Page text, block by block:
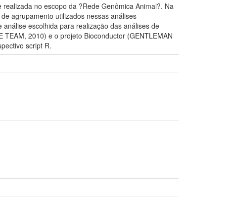
no escopo da ?Rede Genômica Animal?. Na
agrupamento utilizados nessas análises
escolhida para realização das análises de
2010) e o projeto Bioconductor (GENTLEMAN
script R.